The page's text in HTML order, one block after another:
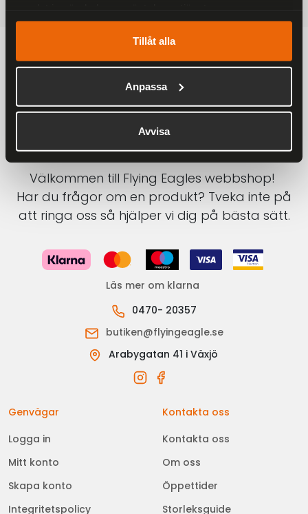
Tillåt alla
Anpassa
Avvisa
Välkommen till Flying Eagles webbshop!
Har du frågor om en produkt? Tveka inte på
att ringa oss så hjälper vi dig på bästa sätt.
Läs mer om klarna
0470- 20357
butiken@flyingeagle.se
Arabygatan 41 i Växjö
Genvägar
Logga in
Mitt konto
Skapa konto
Integritetspolicy
Kontakta oss
Kontakta oss
Om oss
Öppettider
Storleksguide